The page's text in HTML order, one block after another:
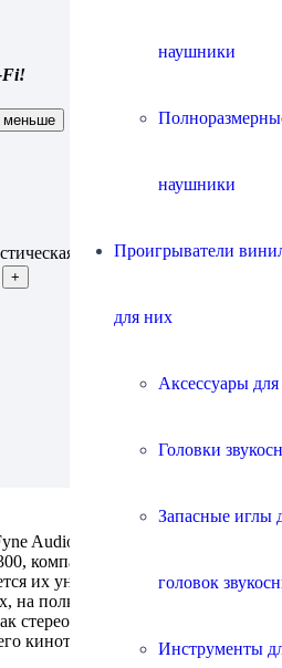
наушники
наушники
Проигрыватели
для них
Аксессуары
Головки
Запасные иглы
головок
Инструменты
Fi!
меньше
система Fyne Audio F300i
Audio с полочных
компактных, но мощных.
их универсальность в
на полках в мебели, на
стерео, как передние или
кинотеатра.